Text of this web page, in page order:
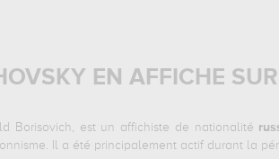
EN AFFICHE
Borisovich, est un affichiste de nationalité
Il a été principalement actif durant la